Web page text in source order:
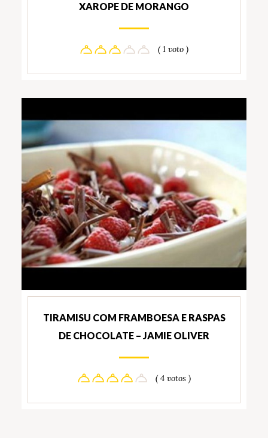
XAROPE DE MORANGO
( 1 voto )
TIRAMISU COM FRAMBOESA E RASPAS
DE CHOCOLATE – JAMIE OLIVER
( 4 votos )